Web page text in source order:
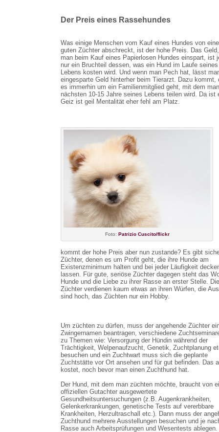
Der Preis eines Rassehundes
Was einige Menschen vom Kauf eines Hundes von
guten Züchter abschreckt, ist der hohe Preis. Das
man beim Kauf eines Papierlosen Hundes einspart, ist
nur ein Bruchteil dessen, was ein Hund im Laufe seines
Lebens kosten wird. Und wenn man Pech hat, lässt
eingesparte Geld hinterher beim Tierarzt. Dazu kommt,
es immerhin um ein Familienmitglied geht, mit dem
nächsten 10-15 Jahre seines Lebens teilen wird. Da ist
Geiz ist geil Mentalität eher fehl am Platz.
Foto: Patrizio Cuscito/flickr
kommt der hohe Preis aber nun zustande? Es gibt
Züchter, denen es um Profit geht, die ihre Hunde am
Existenzminimum halten und bei jeder Läufigkeit
lassen. Für gute, seriöse Züchter dagegen steht das
Hunde und die Liebe zu ihrer Rasse an erster Stelle.
Züchter verdienen kaum etwas an ihren Würfen, die
sind hoch, das Züchten nur ein Hobby.
Um züchten zu dürfen, muss der angehende Züchter
Zwingernamen beantragen, verschiedene
zu Themen wie: Versorgung der Hündin während der
Trächtigkeit, Welpenaufzucht, Genetik, Zuchtplanung
besuchen und ein Zuchtwart muss sich die geplante
Zuchtstätte vor Ort ansehen und für gut befinden. Das
kostet, noch bevor man einen Zuchthund hat.
Der Hund, mit dem man züchten möchte, braucht von
offiziellen Gutachter ausgewertete
Gesundheitsuntersuchungen (z.B. Augenkrankheiten,
Gelenkerkrankungen, genetische Tests auf vererbbare
Krankheiten, Herzultraschall etc.). Dann muss der
Zuchthund mehrere Ausstellungen besuchen und je
Rasse auch Arbeitsprüfungen und Wesentests ablegen.